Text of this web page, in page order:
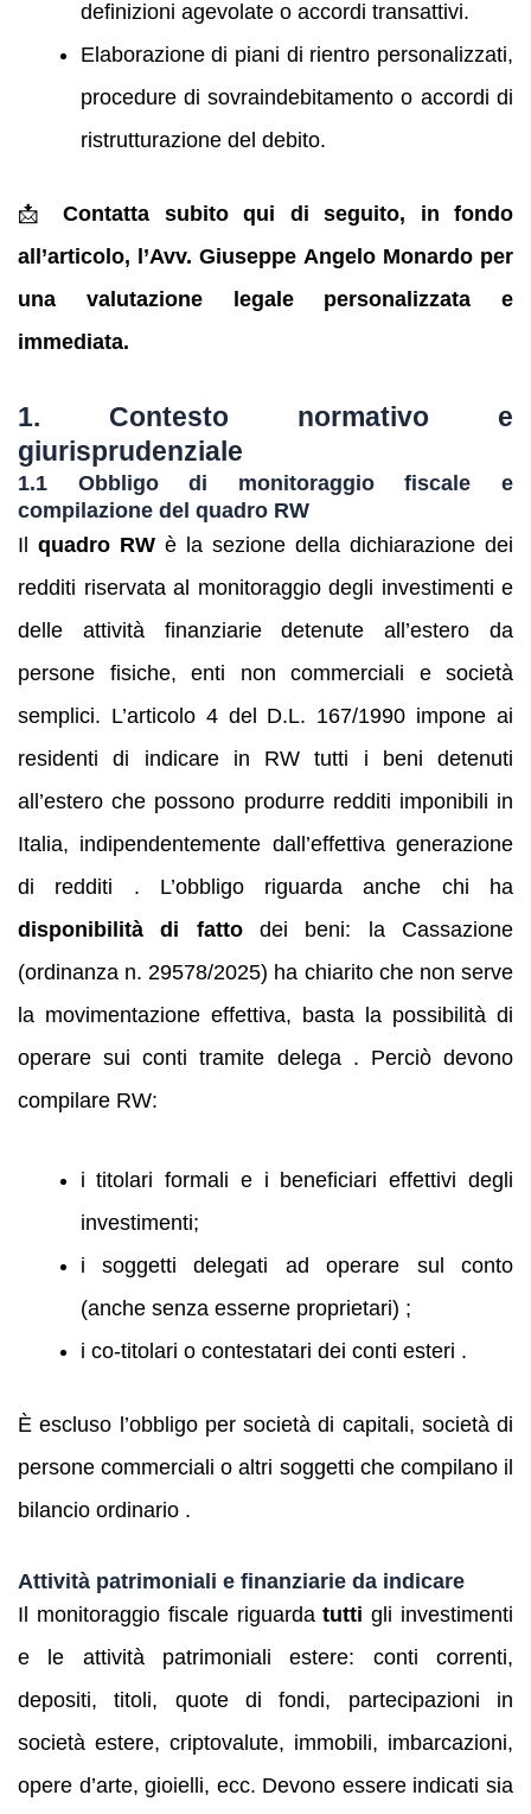
definizioni agevolate o accordi transattivi.
Elaborazione di piani di rientro personalizzati,
procedure di sovraindebitamento o accordi di
ristrutturazione del debito.
📩 Contatta subito qui di seguito, in fondo
all’articolo, l’Avv. Giuseppe Angelo Monardo per
una valutazione legale personalizzata e
immediata.
1. Contesto normativo e
giurisprudenziale
1.1 Obbligo di monitoraggio fiscale e
compilazione del quadro RW
Il quadro RW è la sezione della dichiarazione dei
redditi riservata al monitoraggio degli investimenti e
delle attività finanziarie detenute all’estero da
persone fisiche, enti non commerciali e società
semplici. L’articolo 4 del D.L. 167/1990 impone ai
residenti di indicare in RW tutti i beni detenuti
all’estero che possono produrre redditi imponibili in
Italia, indipendentemente dall’effettiva generazione
di redditi . L’obbligo riguarda anche chi ha
disponibilità di fattodei beni: la Cassazione
(ordinanza n. 29578/2025) ha chiarito che non serve
la movimentazione effettiva, basta la possibilità di
operare sui conti tramite delega . Perciò devono
compilare RW:
i titolari formali e i beneficiari effettivi degli
investimenti;
i soggetti delegati ad operare sul conto
(anche senza esserne proprietari) ;
i co‑titolari o contestatari dei conti esteri .
È escluso l’obbligo per società di capitali, società di
persone commerciali o altri soggetti che compilano il
bilancio ordinario .
Attività patrimoniali e finanziarie da indicare
Il monitoraggio fiscale riguardatutti gli investimenti
e le attività patrimoniali estere: conti correnti,
depositi, titoli, quote di fondi, partecipazioni in
società estere, criptovalute, immobili, imbarcazioni,
opere d’arte, gioielli, ecc. Devono essere indicati sia